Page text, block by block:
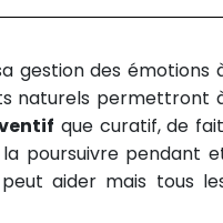
gestion des émotions
naturels permettront
que curatif, de
poursuivre pendant
aider mais tous